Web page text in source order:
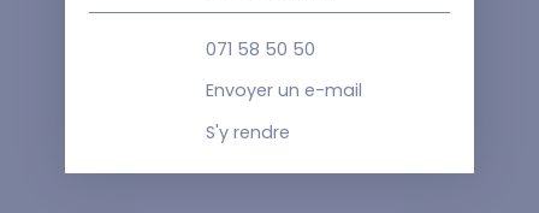
071 58 50 50
Envoyer un e-mail
S'y rendre